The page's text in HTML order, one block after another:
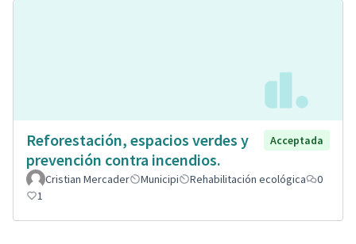
Reforestación, espacios verdes y
prevención contra incendios.
Acceptada
Cristian Mercader Municipi Rehabilitación ecológica
0
1